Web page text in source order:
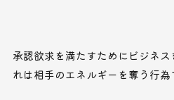
承認欲求を満たすためにビジネ
れは相手のエネルギーを奪う行為